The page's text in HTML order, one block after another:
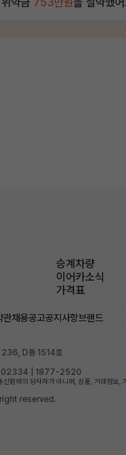
승계차량
이어카소식
가격표
관채용공고공지사항브랜드
236, D동 1514호
02334 | 1877-2520
신판매의 당사자가 아니며, 상품, 거래정보,
reserved.